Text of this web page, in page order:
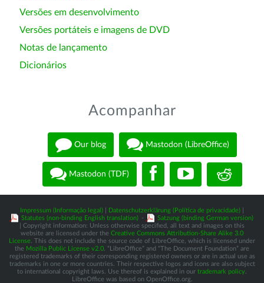
Versões em desenvolvimento
Versões portáteis e imagens de DVD
Notas de lançamento
Dicionários
Acompanhar
Our blog Mastodon (LibreOffice)
Mastodon (TDF)
Impressum (Informação legal) Datenschutzerklärung (Política de privacidade)
Statutes (non-binding English translation) -
Satzung (binding German version)
| Copyright information: Unless otherwise specified, all text and images on this
website are licensed under the Creative Commons Attribution-Share Alike 3.0
License . This does not include the source code of LibreOffice, which is licensed under
the Mozilla Public License v2.0 . “LibreOffice” and “The Document Foundation” are
registered trademarks of their corresponding registered owners or are in actual use as
trademarks in one or more countries. Their respective logos and icons are also subject
to international copyright laws. Use thereof is explained in our trademark policy
LibreOffice was based on OpenOffice.org.